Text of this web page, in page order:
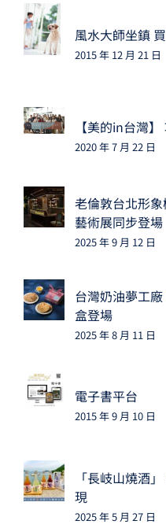
風水大師坐鎮
2015 年 12 月 21 日
【美的in台灣
2020 年 7 月 22 日
老倫敦台北形
藝術展同步登場
2025 年 9 月 12 日
台灣奶油夢工
盒登場
2025 年 8 月 11 日
電子書平台
2015 年 9 月 10 日
「長岐山燒酒
現
2025 年 5 月 27 日